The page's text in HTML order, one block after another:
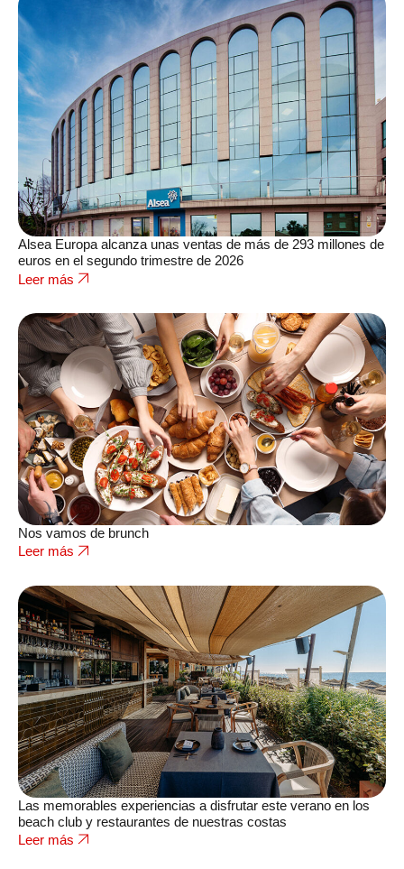
Alsea Europa alcanza unas ventas de más de 293 millones de
euros en el segundo trimestre de 2026
Leer más
Nos vamos de brunch
Leer más
Las memorables experiencias a disfrutar este verano en los
beach club y restaurantes de nuestras costas
Leer más